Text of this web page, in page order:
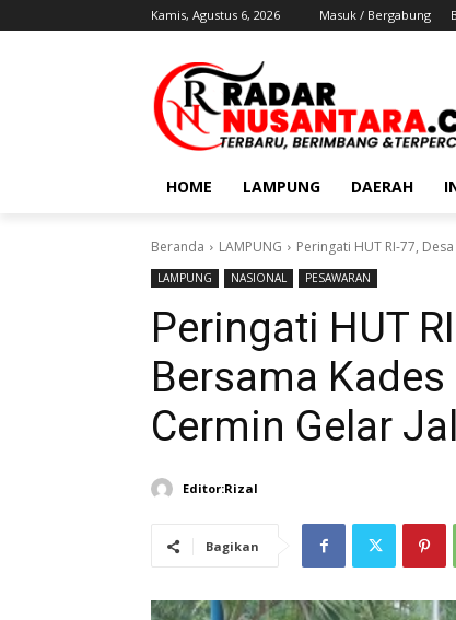
Kamis, Agustus 6, 2026 Masuk / Bergabung
HOME LAMPUNG DAERAH
Beranda LAMPUNG Peringati HUT RI-77,
LAMPUNG NASIONAL PESAWARAN
Peringati HUT
Bersama
Cermin Gelar
Editor:Rizal
Bagikan